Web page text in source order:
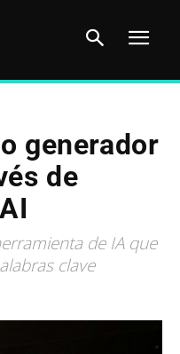
generador
de
de IA que
clave